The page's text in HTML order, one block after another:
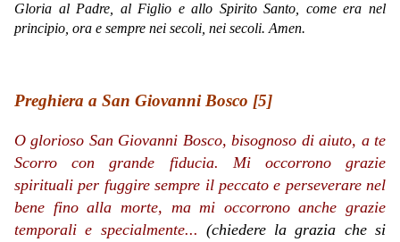
Gloria al Padre, al Figlio e allo Spirito Santo, come era nel
principio, ora e sempre nei secoli, nei secoli. Amen.
Preghiera a San Giovanni Bosco [5]
O glorioso San Giovanni Bosco, bisognoso di aiuto, a te
Scorro con grande fiducia. Mi occorrono grazie
spirituali per fuggire sempre il peccato e perseverare nel
bene fino alla morte, ma mi occorrono anche grazie
temporali e specialmente... (chiedere la grazia che si